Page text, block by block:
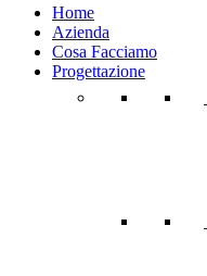
Home
Azienda
Cosa Facciamo
Progettazione